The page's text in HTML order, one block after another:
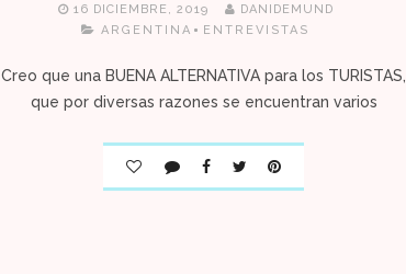
16 DICIEMBRE, 2019
DANIDEMUND
ARGENTINA
ENTREVISTAS
Creo que una BUENA ALTERNATIVA para los TURISTAS,
que por diversas razones se encuentran varios